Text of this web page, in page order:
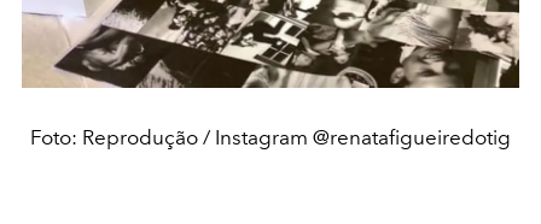
Foto: Reprodução / Instagram @renatafigueiredotig